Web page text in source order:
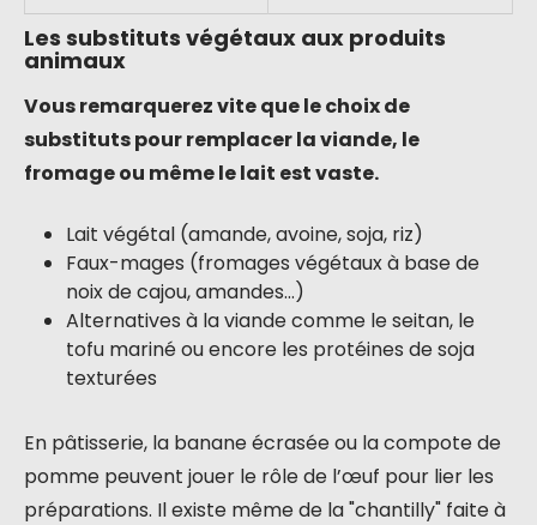
Les substituts végétaux aux produits
animaux
Vous remarquerez vite que le choix de
substituts pour remplacer la viande, le
fromage ou même le lait est vaste.
Lait végétal (amande, avoine, soja, riz)
Faux-mages (fromages végétaux à base de
noix de cajou, amandes…)
Alternatives à la viande comme le seitan, le
tofu mariné ou encore les protéines de soja
texturées
En pâtisserie, la banane écrasée ou la compote de
pomme peuvent jouer le rôle de l’œuf pour lier les
préparations. Il existe même de la "chantilly" faite à